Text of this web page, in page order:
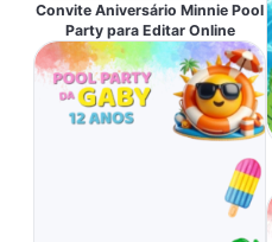
Convite Aniversário Minnie Pool
Party para Editar Online